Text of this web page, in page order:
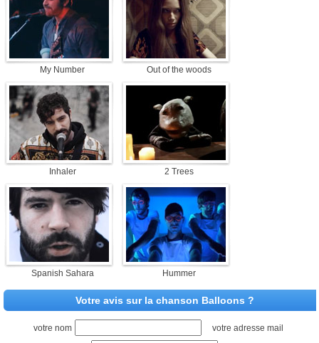
My Number Out of the woods
Inhaler 2 Trees
Spanish Sahara Hummer
Votre avis sur la chanson Balloons ?
votre nom votre adresse mail